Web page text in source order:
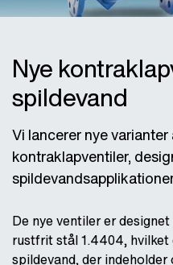
OM OS
Nye
spildevand
Vi lancerer nye
kontraklapventiler,
De nye ventiler er
rustfrit stål 1.4404, hvilket
spildevand, der